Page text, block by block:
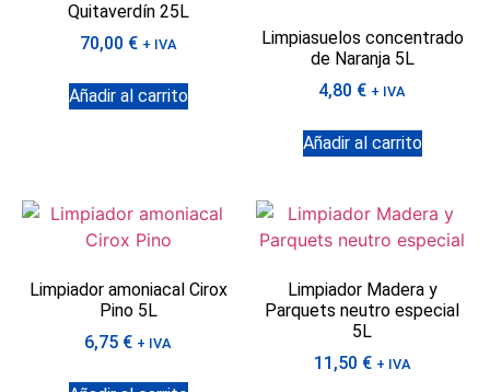
Quitaverdín 25L
70,00 € + IVA
Añadir al carrito
Limpiasuelos concentrado
de Naranja 5L
4,80 € + IVA
Añadir al carrito
Limpiador amoniacal Cirox
Pino 5L
6,75 € + IVA
Limpiador Madera y
Parquets neutro especial
5L
11,50 € + IVA